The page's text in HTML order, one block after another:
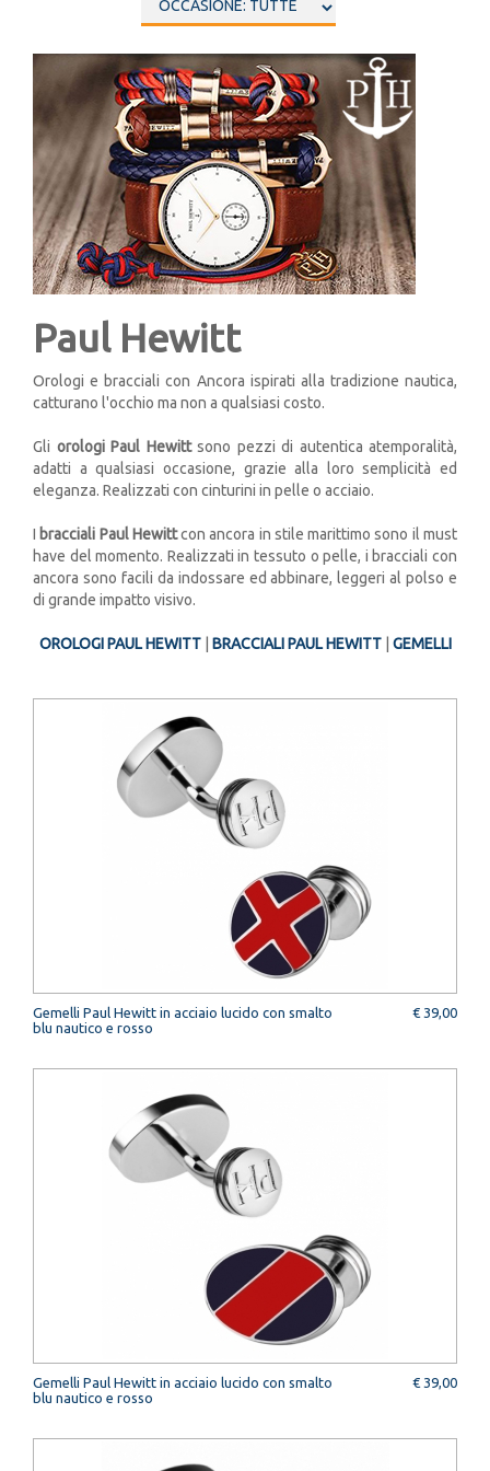
Paul Hewitt
Orologi e bracciali con Ancora ispirati alla tradizione nautica,
catturano l'occhio ma non a qualsiasi costo.
Gli orologi Paul Hewittsono pezzi di autentica atemporalità,
adatti a qualsiasi occasione, grazie alla loro semplicità ed
eleganza. Realizzati con cinturini in pelle o acciaio.
I bracciali Paul Hewittcon ancora in stile marittimo sono il must
have del momento. Realizzati in tessuto o pelle, i bracciali con
ancora sono facili da indossare ed abbinare, leggeri al polso e
di grande impatto visivo.
OROLOGI PAUL HEWITT| BRACCIALI PAUL HEWITT| GEMELLI
Gemelli Paul Hewitt in acciaio lucido con smalto
blu nautico e rosso
€ 39,00
Gemelli Paul Hewitt in acciaio lucido con smalto
blu nautico e rosso
€ 39,00